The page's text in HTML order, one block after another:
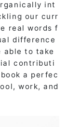
int
our curr
real words f
difference
able to take
contributi
a perfec
work, and